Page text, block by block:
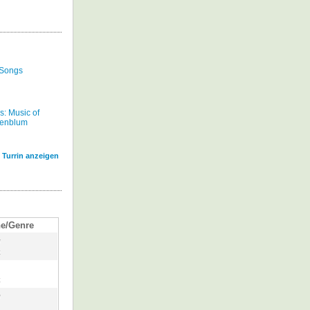
Music of
anzeigen
Genre